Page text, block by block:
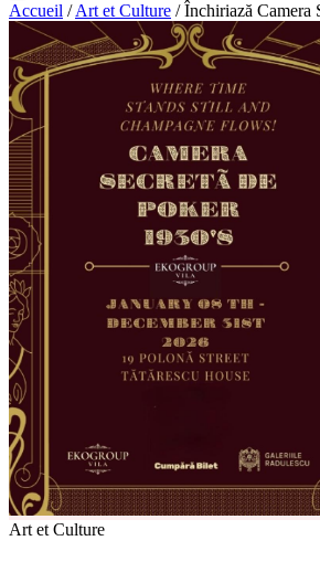
Accueil / Art et Culture / Închiriază Camera
Art et Culture